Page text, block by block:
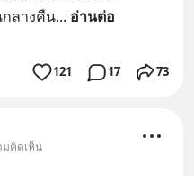
กลางคืน... อ่านต่อ
121 17 73
มคิดเห็น